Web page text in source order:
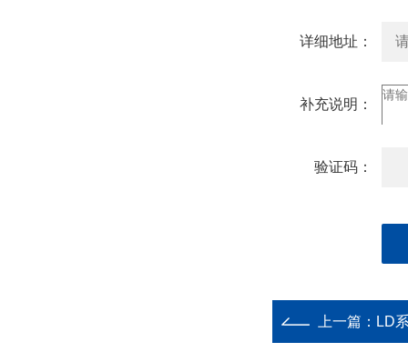
详细地址：
补充说明：
验证码：
上一篇： LD